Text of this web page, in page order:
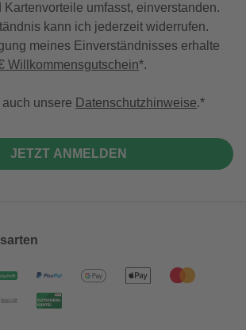
Kartenvorteile umfasst, einverstanden.
kann ich jederzeit widerrufen.
meines Einverständnisses erhalte
Willkommensgutschein*.
unsere Datenschutzhinweise.
JETZT ANMELDEN